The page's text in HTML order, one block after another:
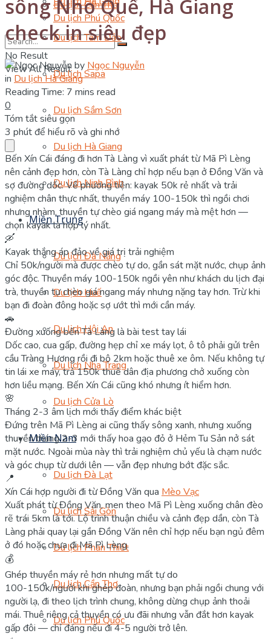
Du lịch Cần Thơ
Du lịch Phú Quốc
No Result
View All Result
Du lịch Tam Đảo
Du lịch Sapa
Du lịch Sầm Sơn
Du lịch Hà Giang
Du lịch Ninh Bình
Miền Trung
Du lịch Đà Nẵng
Du lịch Huế
Du lịch Hội An
Du lịch Nha Trang
Du lịch Cửa Lò
Miền Nam
Du lịch Đà Lạt
Du lịch Sài Gòn
Du lịch Phan Thiết
Du lịch Cần Thơ
Du lịch Phú Quốc
sông Nho Quế, Hà Giang
check in siêu đẹp
by Ngọc Nguyễn
in Du lịch Hà Giang
Reading Time: 7 mins read
0
Tóm tắt siêu gọn
3 phút để hiểu rõ và ghi nhớ
Bến Xín Cái đáng đi hơn Tà Làng vì xuất phát từ Mã Pì Lèng
nên cảnh đẹp hơn, còn Tà Làng chỉ hợp nếu bạn ở Đồng Văn và
sợ đường dốc. Về phương tiện: kayak 50k rẻ nhất và trải
nghiệm chân thực nhất, thuyền máy 100-150k thì ngồi chơi
nhưng nhàm, thuyền tự chèo giá ngang máy mà mệt hơn —
chọn kayak là hợp lý nhất.
🛶
Kayak thắng áp đảo về giá trị trải nghiệm
Chỉ 50k/người mà được chèo tự do, gần sát mặt nước, chụp ảnh
góc độc. Thuyền máy 100-150k ngồi yên như khách du lịch đại
trà, thuyền tự chèo giá ngang máy nhưng nặng tay hơn. Trừ khi
bạn đi đoàn đông hoặc sợ ướt thì mới cần máy.
🚗
Đường xuống bến Tà Làng là bài test tay lái
Dốc cao, cua gấp, đường hẹp chỉ xe máy lọt, ô tô phải gửi trên
cầu Tràng Hương rồi đi bộ 2km hoặc thuê xe ôm. Nếu không tự
tin lái xe máy, trả 150k thuê dân địa phương chở xuống còn
hơn liều mạng. Bến Xín Cái cũng khó nhưng ít hiểm hơn.
🌸
Tháng 2-3 âm lịch mới thấy điểm khác biệt
Đứng trên Mã Pì Lèng ai cũng thấy sông xanh, nhưng xuống
thuyền tháng 2-3 mới thấy hoa gạo đỏ ở Hẻm Tu Sản nở sát
mặt nước. Ngoài mùa này thì trải nghiệm chủ yếu là chạm nước
và góc chụp từ dưới lên — vẫn đẹp nhưng bớt đặc sắc.
📍
Xín Cái hợp người đi từ Đồng Văn qua Mèo Vạc
Xuất phát từ Đồng Văn, men theo Mã Pì Lèng xuống chân đèo
rẽ trái 5km là tới. Lộ trình thuận chiều và cảnh đẹp dần, còn Tà
Làng phải quay lại gần Đồng Văn nên chỉ hợp nếu bạn ngủ đêm
ở đó hoặc chưa đi Mã Pì Lèng.
💰
Ghép thuyền máy rẻ hơn nhưng mất tự do
100-150k/người khi ghép đoàn, nhưng bạn phải ngồi chung với
người lạ, đi theo lịch trình chung, không dừng chụp ảnh thoải
mái. Thuê riêng cả thuyền có ưu đãi nhưng vẫn đắt hơn kayak
gấp đôi — chỉ đáng nếu đi 4-5 người trở lên.